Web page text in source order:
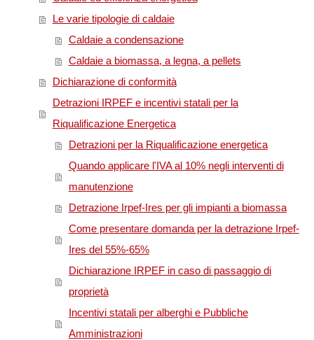
Le varie tipologie di caldaie
Caldaie a condensazione
Caldaie a biomassa, a legna, a pellets
Dichiarazione di conformità
Detrazioni IRPEF e incentivi statali per la
Riqualificazione Energetica
Detrazioni per la Riqualificazione energetica
Quando applicare l'IVA al 10% negli interventi di
manutenzione
Detrazione Irpef-Ires per gli impianti a biomassa
Come presentare domanda per la detrazione Irpef-
Ires del 55%-65%
Dichiarazione IRPEF in caso di passaggio di
proprietà
Incentivi statali per alberghi e Pubbliche
Amministrazioni